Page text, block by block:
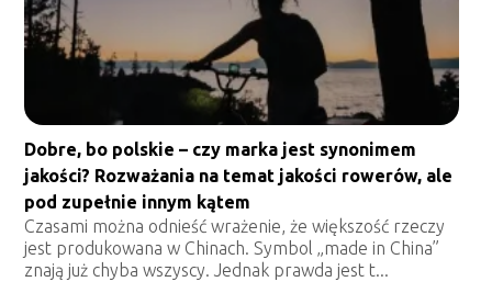
Dobre, bo polskie – czy marka jest synonimem
jakości? Rozważania na temat jakości rowerów, ale
pod zupełnie innym kątem
Czasami można odnieść wrażenie, że większość rzeczy
jest produkowana w Chinach. Symbol „made in China”
znają już chyba wszyscy. Jednak prawda jest t...